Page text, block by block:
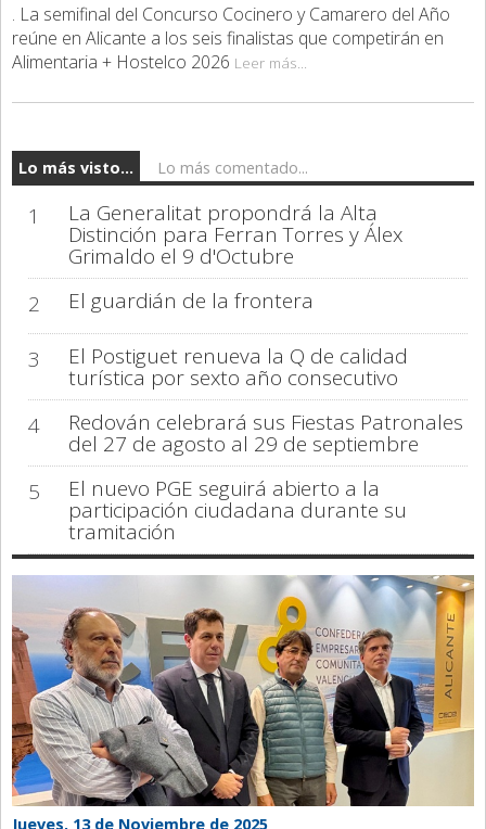
. La semifinal del Concurso Cocinero y Camarero del Año
reúne en Alicante a los seis finalistas que competirán en
Alimentaria + Hostelco 2026 Leer más...
Lo más visto... Lo más comentado...
1 La Generalitat propondrá la Alta
Distinción para Ferran Torres y Álex
Grimaldo el 9 d'Octubre
2
El guardián de la frontera
3 El Postiguet renueva la Q de calidad
turística por sexto año consecutivo
4
Redován celebrará sus Fiestas Patronales
del 27 de agosto al 29 de septiembre
5
El nuevo PGE seguirá abierto a la
participación ciudadana durante su
tramitación
Jueves, 13 de Noviembre de 2025